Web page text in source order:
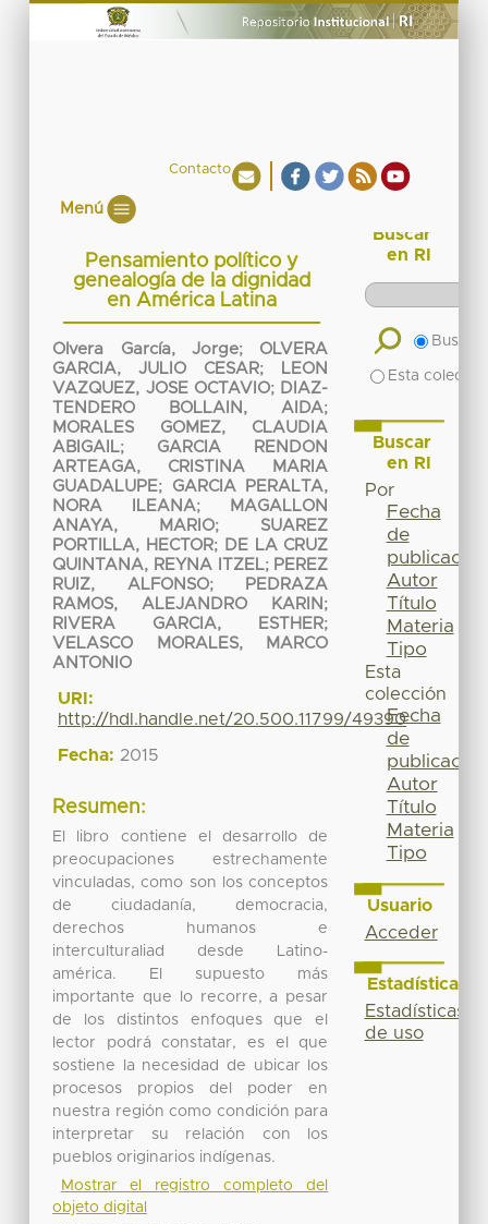
Contacto
Menú
Pensamiento político y
genealogía de la dignidad
en América Latina
Olvera García, Jorge; OLVERA
GARCIA, JULIO CESAR;
LEON
VAZQUEZ, JOSE OCTAVIO; DIAZ-
TENDERO BOLLAIN, AIDA;
MORALES GOMEZ, CLAUDIA
ABIGAIL; GARCIA RENDON
ARTEAGA, CRISTINA MARIA
GUADALUPE; GARCIA PERALTA,
NORA ILEANA;
MAGALLON
ANAYA, MARIO; SUAREZ
PORTILLA, HECTOR; DE LA CRUZ
QUINTANA, REYNA ITZEL; PEREZ
RUIZ, ALFONSO;
PEDRAZA
RAMOS, ALEJANDRO KARIN ;
RIVERA GARCIA, ESTHER;
VELASCO MORALES, MARCO
ANTONIO
URI:
http://hdl.handle.net/20.500.11799/49390
Fecha: 2015
Resumen:
El libro contiene el desarrollo de
preocupaciones estrechamente
vinculadas, como son los conceptos
de ciudadanía, democracia,
derechos humanos e
interculturaliad desde Latino-
américa. El supuesto más
importante que lo recorre, a pesar
de los distintos enfoques que el
lector podrá constatar, es el que
sostiene la necesidad de ubicar los
procesos propios del poder en
nuestra región como condición para
interpretar su relación con los
pueblos originarios indígenas.
Mostrar el registro completo del
objeto digital
Buscar
en RI
Buscar
Esta
Buscar
en RI
Por
Fecha
de
publicación
Autor
Título
Materia
Tipo
Esta
colección
Fecha
de
publicación
Autor
Título
Materia
Tipo
Usuario
Acceder
Estadísticas
Estadísticas
de uso